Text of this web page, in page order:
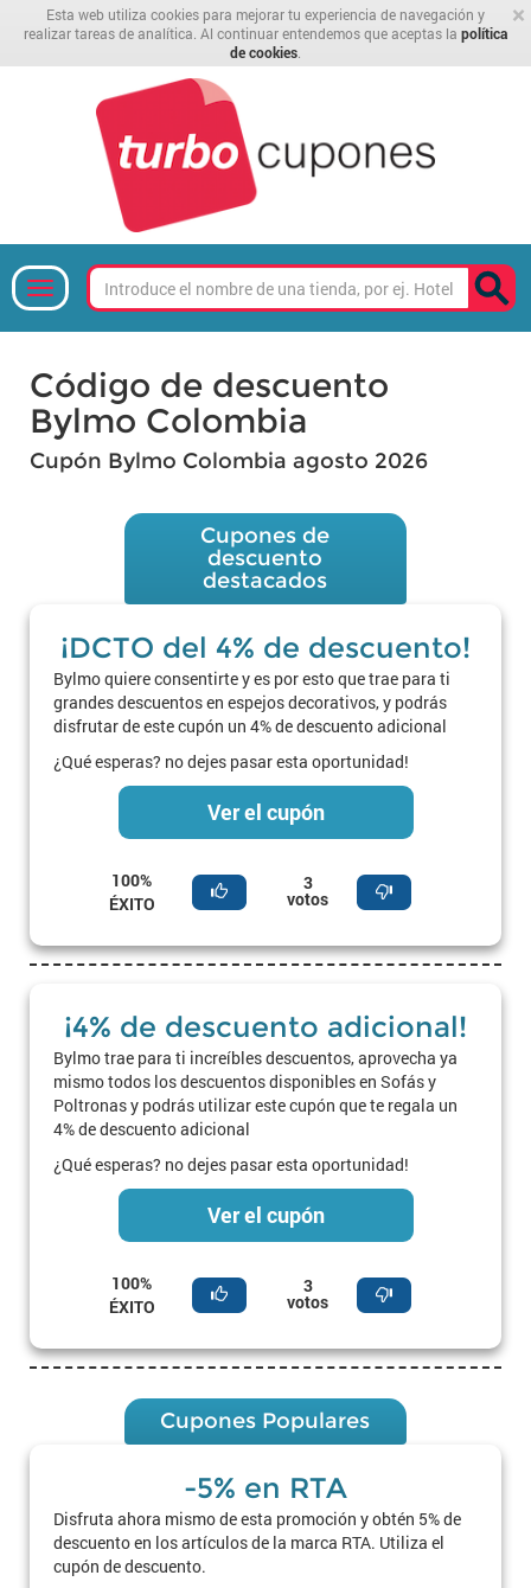
×
Esta web utiliza cookies para mejorar tu experiencia de navegación y
realizar tareas de analítica. Al continuar entendemos que aceptas la política
de cookies
Código de descuento
Bylmo Colombia
Cupón Bylmo Colombia agosto 2026
Cupones de
descuento
destacados
¡DCTO del 4% de descuento!
Bylmo quiere consentirte y es por esto que trae para ti
grandes descuentos en espejos decorativos, y podrás
disfrutar de este cupón un 4% de descuento adicional
¿Qué esperas? no dejes pasar esta oportunidad!
Ver el cupón
100%
ÉXITO
3
votos
¡4% de descuento adicional!
Bylmo trae para ti increíbles descuentos, aprovecha ya
mismo todos los descuentos disponibles en Sofás y
Poltronas y podrás utilizar este cupón que te regala un
4% de descuento adicional
¿Qué esperas? no dejes pasar esta oportunidad!
Ver el cupón
100%
ÉXITO
3
votos
Cupones Populares
-5% en RTA
Disfruta ahora mismo de esta promoción y obtén 5% de
descuento en los artículos de la marca RTA. Utiliza el
cupón de descuento.